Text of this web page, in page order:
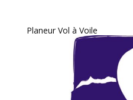
individuelle de 100m2, ...
Planeur Vol à Voile